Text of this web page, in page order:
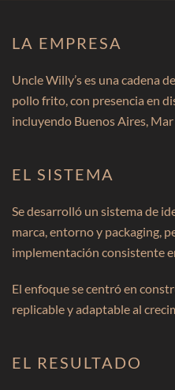
LA EMPRESA
Uncle Willy’s es una cadena
pollo frito, con presencia en
incluyendo Buenos Aires,
EL SISTEMA
Se desarrolló un sistema de
marca, entorno y packaging,
implementación consistente
El enfoque se centró en
replicable y adaptable al
EL RESULTADO